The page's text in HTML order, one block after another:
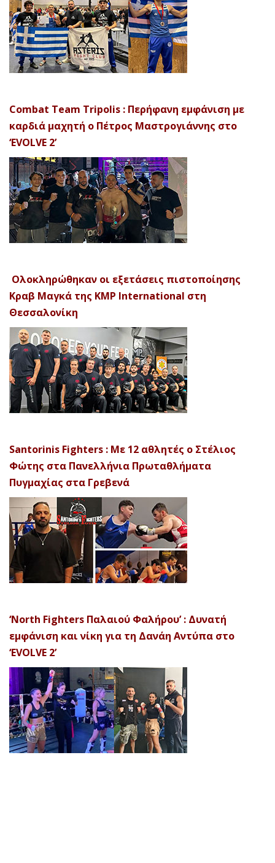
Combat Team Tripolis : Περήφανη εμφάνιση με
καρδιά μαχητή ο Πέτρος Μαστρογιάννης στο
‘EVOLVE 2’
Ολοκληρώθηκαν οι εξετάσεις πιστοποίησης
Κραβ Μαγκά της KMP International στη
Θεσσαλονίκη
Santorinis Fighters : Με 12 αθλητές ο Στέλιος
Φώτης στα Πανελλήνια Πρωταθλήματα
Πυγμαχίας στα Γρεβενά
‘North Fighters Παλαιού Φαλήρου’ : Δυνατή
εμφάνιση και νίκη για τη Δανάη Αντύπα στο
‘EVOLVE 2’